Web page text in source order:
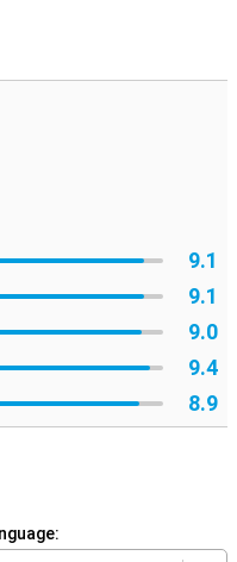
9.1
9.1
9.0
9.4
8.9